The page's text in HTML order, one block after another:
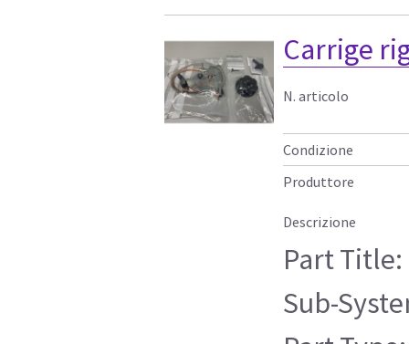
Carrige
N. articolo
Condizione
Produttore
Descrizione
Part
Sub-